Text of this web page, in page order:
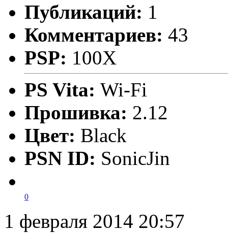
Публикаций: 1
Комментариев: 43
PSP: 100X
PS Vita: Wi-Fi
Прошивка: 2.12
Цвет: Black
PSN ID: SonicJin
0
1 февраля 2014 20:57